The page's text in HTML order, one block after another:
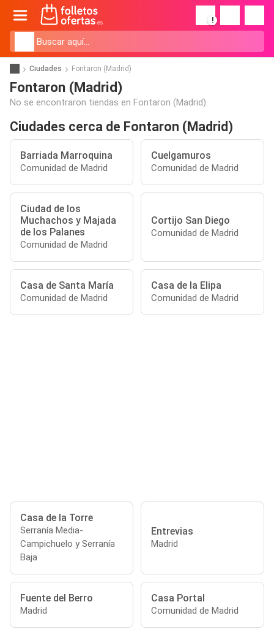
!
Ciudades Fontaron (Madrid)
Fontaron (Madrid)
No se encontraron tiendas en Fontaron (Madrid).
Ciudades cerca de Fontaron (Madrid)
Barriada Marroquina
Comunidad de Madrid
Cuelgamuros
Comunidad de Madrid
Ciudad de los
Muchachos y Majada
de los Palanes
Comunidad de Madrid
Cortijo San Diego
Comunidad de Madrid
Casa de Santa María
Comunidad de Madrid
Casa de la Elipa
Comunidad de Madrid
Casa de la Torre
Serranía Media-
Campichuelo y Serranía
Baja
Entrevias
Madrid
Fuente del Berro
Madrid
Casa Portal
Comunidad de Madrid